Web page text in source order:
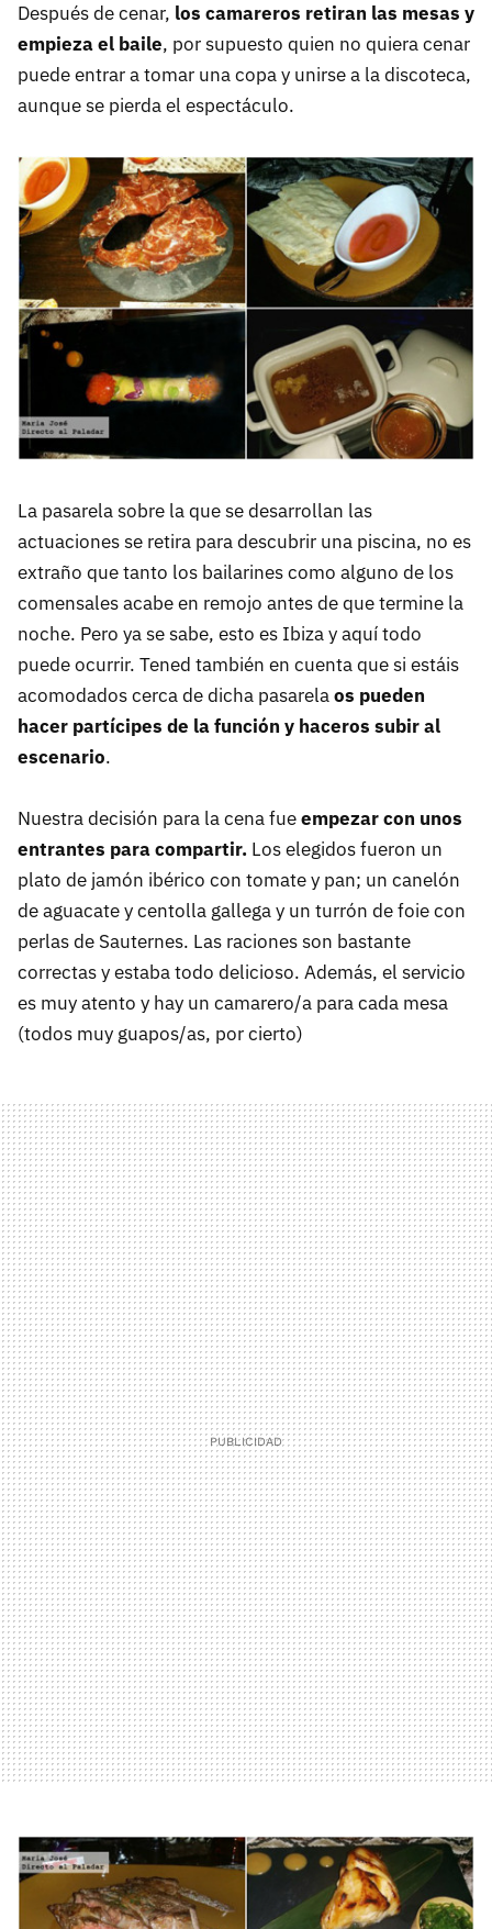
Después de cenar, los camareros retiran las mesas y
empieza el baile, por supuesto quien no quiera cenar
puede entrar a tomar una copa y unirse a la discoteca,
aunque se pierda el espectáculo.
La pasarela sobre la que se desarrollan las
actuaciones se retira para descubrir una piscina, no es
extraño que tanto los bailarines como alguno de los
comensales acabe en remojo antes de que termine la
noche. Pero ya se sabe, esto es Ibiza y aquí todo
puede ocurrir. Tened también en cuenta que si estáis
acomodados cerca de dicha pasarelaos pueden
hacer partícipes de la función y haceros subir al
escenario.
Nuestra decisión para la cena fueempezar con unos
entrantes para compartir. Los elegidos fueron un
plato de jamón ibérico con tomate y pan; un canelón
de aguacate y centolla gallega y un turrón de foie con
perlas de Sauternes. Las raciones son bastante
correctas y estaba todo delicioso. Además, el servicio
es muy atento y hay un camarero/a para cada mesa
(todos muy guapos/as, por cierto)